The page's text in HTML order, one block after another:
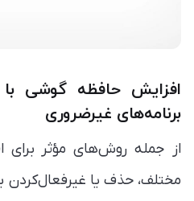
افزایش حافظه گوشی
برنامه‌های غیرضروری
از جمله روش‌های مؤثر
مختلف، حذف یا غیرفعال‌کردن